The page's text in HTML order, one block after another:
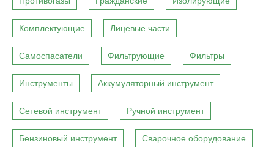
Комплектующие Лицевые части
Самоспасатели Фильтрующие Фильтры
Инструменты Аккумуляторный инструмент
Сетевой инструмент Ручной инструмент
Бензиновый инструмент Сварочное оборудование